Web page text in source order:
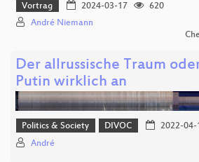
Vortrag 2024-03-17
620
André Niemann
Der allrussische Traum
Putin wirklich an
Politics & Society DIVOC 2022-04-
André